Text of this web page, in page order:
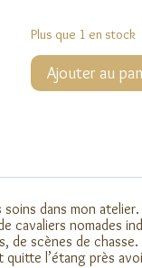
Plus que 1 en stock
quantité
manchette
Ajouter au
dans mon atelier.
cavaliers nomades
de scènes de chasse.
l’étang près